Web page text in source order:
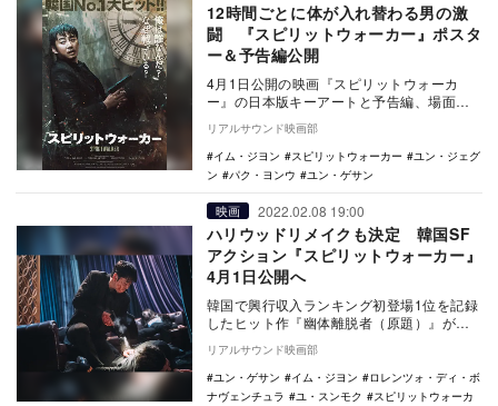
12時間ごとに体が入れ替わる男の激
闘 『スピリットウォーカー』ポスタ
ー＆予告編公開
4月1日公開の映画『スピリットウォーカ
ー』の日本版キーアートと予告編、場面写
真が公開された。 本作は、『犯罪都市』
でマ・…
リアルサウンド映画部
イム・ジヨン
スピリットウォーカー
ユン・ジェグ
ン
パク・ヨンウ ユン・ゲサン
映画 2022.02.08 19:00
ハリウッドリメイクも決定 韓国SF
アクション『スピリットウォーカー』
4月1日公開へ
韓国で興行収入ランキング初登場1位を記録
したヒット作『幽体離脱者（原題）』が、
『スピリットウォーカー』の邦題で4月1日
より日本公…
リアルサウンド映画部
ユン・ゲサン
イム・ジヨン
ロレンツォ・ディ・ボ
ナヴェンチュラ
ユ・スンモク
スピリットウォーカ